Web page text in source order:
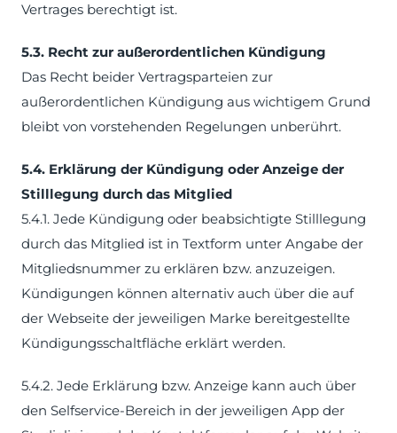
Vertrages berechtigt ist.
5.3. Recht zur außerordentlichen Kündigung
Das Recht beider Vertragsparteien zur
außerordentlichen Kündigung aus wichtigem Grund
bleibt von vorstehenden Regelungen unberührt.
5.4. Erklärung der Kündigung oder Anzeige der
Stilllegung durch das Mitglied
5.4.1. Jede Kündigung oder beabsichtigte Stilllegung
durch das Mitglied ist in Textform unter Angabe der
Mitgliedsnummer zu erklären bzw. anzuzeigen.
Kündigungen können alternativ auch über die auf
der Webseite der jeweiligen Marke bereitgestellte
Kündigungsschaltfläche erklärt werden.
5.4.2. Jede Erklärung bzw. Anzeige kann auch über
den Selfservice-Bereich in der jeweiligen App der